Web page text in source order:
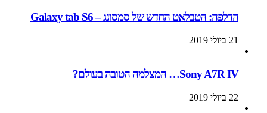
הדלפה: הטבלאט החדש של סמסונג – Galaxy tab S6
21 ביולי 2019
Sony A7R IV… המצלמה הטובה בעולם?
22 ביולי 2019